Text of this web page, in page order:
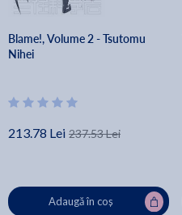
Blame!, Volume 2 - Tsutomu
Nihei
213.78 Lei 237.53 Lei
Adaugă în coș